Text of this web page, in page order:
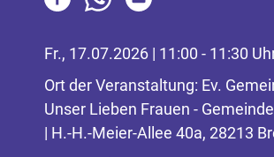
Fr., 17.07.2026 | 11:00 - 11:30
Ort der Veranstaltung: Ev.
Unser Lieben Frauen -
| H.-H.-Meier-Allee 40a, 28213